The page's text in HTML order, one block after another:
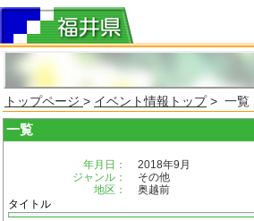
トップページ > イベント情報トップ> 一覧
一覧
年月日：
2018年9月
ジャンル：
その他
地区：
奥越前
タイトル